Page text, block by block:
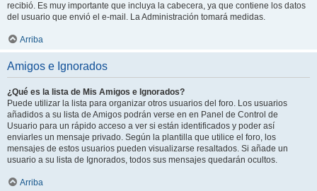
recibió. Es muy importante que incluya la cabecera, ya que contiene los datos
del usuario que envió el e-mail. La Administración tomará medidas.
Arriba
Amigos e Ignorados
¿Qué es la lista de Mis Amigos e Ignorados?
Puede utilizar la lista para organizar otros usuarios del foro. Los usuarios
añadidos a su lista de Amigos podrán verse en en Panel de Control de
Usuario para un rápido acceso a ver si están identificados y poder así
enviarles un mensaje privado. Según la plantilla que utilice el foro, los
mensajes de estos usuarios pueden visualizarse resaltados. Si añade un
usuario a su lista de Ignorados, todos sus mensajes quedarán ocultos.
Arriba